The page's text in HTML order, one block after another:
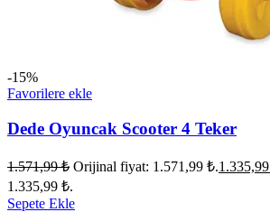
-15%
Favorilere ekle
Dede Oyuncak Scooter 4 Teker
1.571,99₺ Orijinal fiyat: 1.571,99 ₺.1.335,99
1.335,99 ₺.
Sepete Ekle